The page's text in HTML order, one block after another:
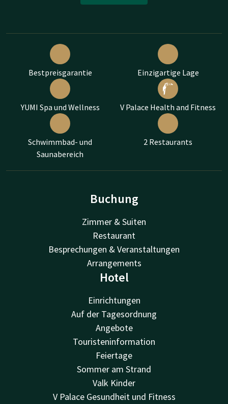
Bestpreisgarantie Einzigartige Lage
YUMI Spa und Wellness V Palace Health and Fitness
Schwimmbad- und
Saunabereich
2 Restaurants
Buchung
Zimmer & Suiten
Restaurant
Besprechungen & Veranstaltungen
Arrangements
Hotel
Einrichtungen
Auf der Tagesordnung
Angebote
Touristeninformation
Feiertage
Sommer am Strand
Valk Kinder
V Palace Gesundheit und Fitness